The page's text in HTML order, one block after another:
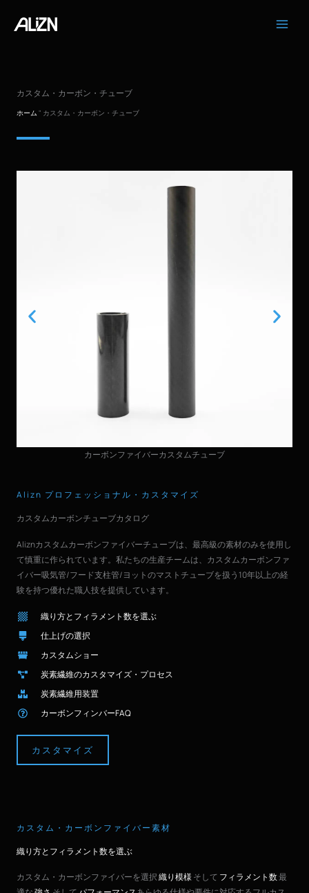
カスタム・カーボン・チューブ
ホーム " カスタム・カーボン・チューブ
カーボンファイバーカスタムチューブ
Alizn プロフェッショナル・カスタマイズ
カスタムカーボンチューブカタログ
Aliznカスタムカーボンファイバーチューブは、最高級の素材のみを使用し
て慎重に作られています。私たちの生産チームは、カスタムカーボンファ
イバー吸気管/フード支柱管/ヨットのマストチューブを扱う10年以上の経
験を持つ優れた職人技を提供しています。
織り方とフィラメント数を選ぶ
仕上げの選択
カスタムショー
炭素繊維のカスタマイズ・プロセス
炭素繊維用装置
カーボンフィンバーFAQ
カスタマイズ
カスタム・カーボンファイバー素材
織り方とフィラメント数を選ぶ
カスタム・カーボンファイバーを選択織り模様そして フィラメント数最